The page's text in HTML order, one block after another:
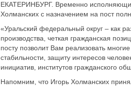
ЕКАТЕРИНБУРГ. Временно исполняющий
Холманских с назначением на пост
«Уральский федеральный округ – как
производства, четкая гражданская
посту позволит Вам реализовать
стабильности, защиту интересов
инициатив, институтов гражданского
Напомним, что Игорь Холманских